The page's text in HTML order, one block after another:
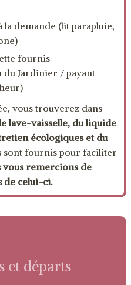
la demande (lit parapluie,
fournis
du Jardinier / payant
vous trouverez dans
lave-vaisselle, du liquide
écologiques et du
sont fournis pour faciliter
vous remercions de
de celui-ci.
et départs